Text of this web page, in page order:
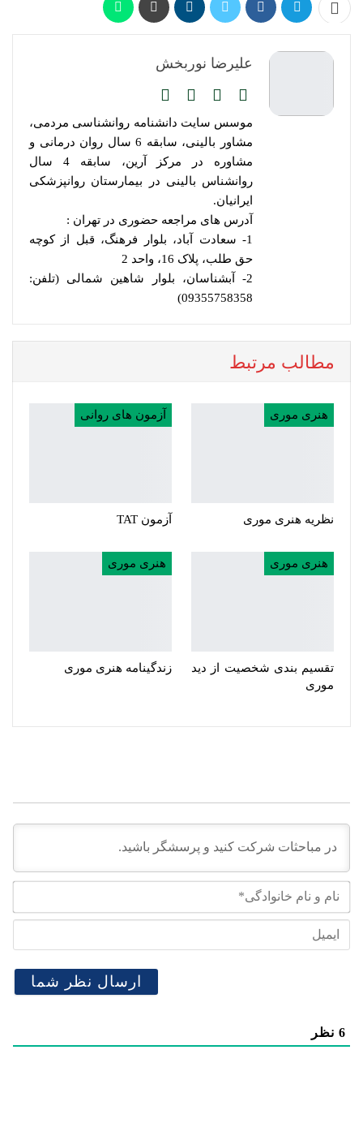
علیرضا نوربخش
موسس سایت دانشنامه روانشناسی مردمی،
مشاور بالینی، سابقه 6 سال روان درمانی و
مشاوره در مرکز آرین، سابقه 4 سال
روانشناس بالینی در بیمارستان روانپزشکی
ایرانیان.
آدرس های مراجعه حضوری در تهران :
1- سعادت آباد، بلوار فرهنگ، قبل از کوچه
حق طلب، پلاک 16، واحد 2
2- آبشناسان، بلوار شاهین شمالی (تلفن:
09355758358)
مطالب مرتبط
هنری موری
نظریه هنری موری
آزمون های روانی
آزمون TAT
هنری موری
تقسیم بندی شخصیت از دید
موری
هنری موری
زندگینامه هنری موری
نام
6 نظر